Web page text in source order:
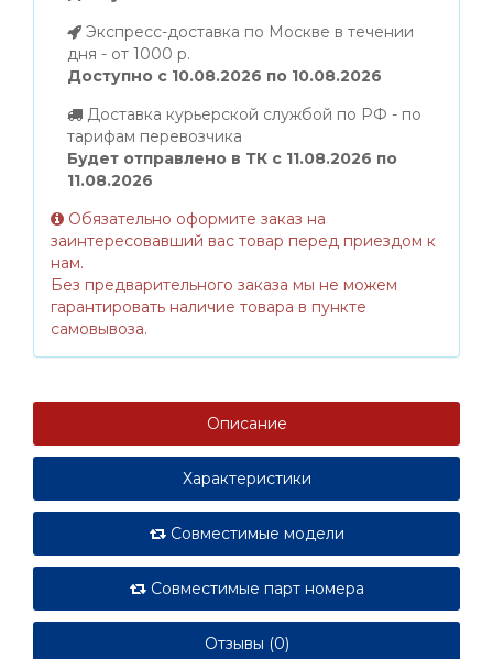
Экспресс-доставка по Москве в течении
дня - от 1000 р.
Доступно с 10.08.2026 по 10.08.2026
Доставка курьерской службой по РФ - по
тарифам перевозчика
Будет отправлено в ТК с 11.08.2026 по
11.08.2026
Обязательно оформите заказ на
заинтересовавший вас товар перед приездом к
нам.
Без предварительного заказа мы не можем
гарантировать наличие товара в пункте
самовывоза.
Описание
Характеристики
Совместимые модели
Совместимые парт номера
Отзывы (0)